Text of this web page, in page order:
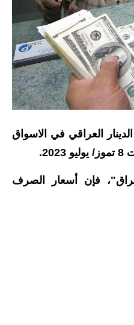
المنح المالية
قطع الاراضي
اخبار العراق
الاخبار السياسية
الاخبار الامنيةالعراقي في الاسواق
فإن أسعار الصرف